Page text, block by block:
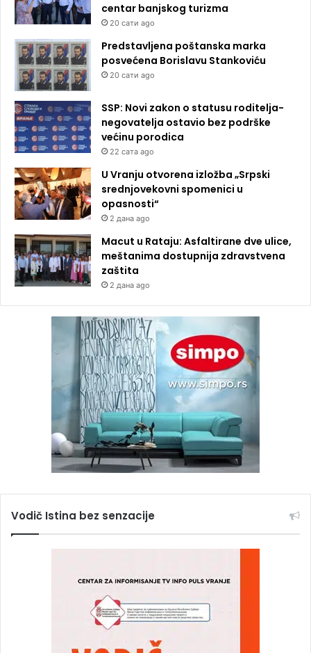
centar banjskog turizma
20 сати ago
Predstavljena poštanska marka
posvećena Borislavu Stankoviću
20 сати ago
SSP: Novi zakon o statusu roditelja-
negovatelja ostavio bez podrške
većinu porodica
22 сата ago
U Vranju otvorena izložba „Srpski
srednjovekovni spomenici u
opasnosti“
2 дана ago
Macut u Rataju: Asfaltirane dve ulice,
meštanima dostupnija zdravstvena
zaštita
2 дана ago
Vodič Istina bez senzacije